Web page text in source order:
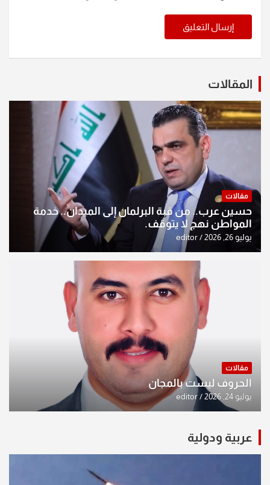
المقالات
مقالات
حسين عرب.. من قبة البرلمان إلى الميدان.. خدمة
المواطن نهج لا يتوقف.
يوليو 26, 2026 editor
مقالات
الحروف ليست بالمجان
يوليو 24, 2026 editor
عربية ودولية